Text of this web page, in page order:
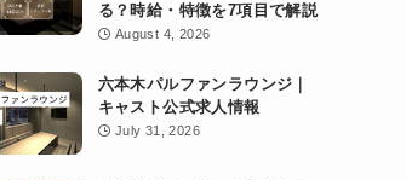
る？時給・特徴を7項目で解説
August 4, 2026
六本木パルファンラウンジ｜
キャスト公式求人情報
July 31, 2026